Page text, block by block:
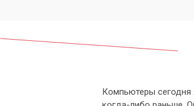
Компьютеры сегодня